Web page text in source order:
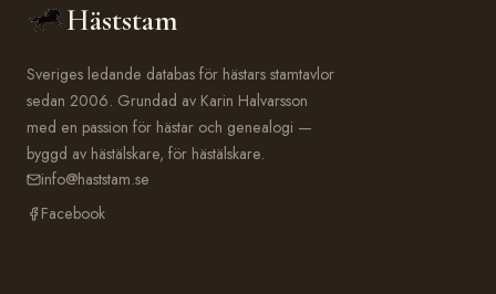
Häststam
Sveriges ledande databas för hästars stamtavlor
sedan 2006. Grundad av Karin Halvarsson
med en passion för hästar och genealogi —
byggd av hästälskare, för hästälskare.
info@haststam.se
Facebook